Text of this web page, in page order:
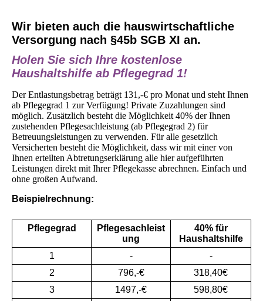
Wir bieten auch die hauswirtschaftliche
Versorgung nach §45b SGB XI an.
Holen Sie sich Ihre kostenlose
Haushaltshilfe ab Pflegegrad 1!
Der Entlastungsbetrag beträgt 131,-€ pro Monat und steht Ihnen
ab Pflegegrad 1 zur Verfügung! Private Zuzahlungen sind
möglich. Zusätzlich besteht die Möglichkeit 40% der Ihnen
zustehenden Pflegesachleistung (ab Pflegegrad 2) für
Betreuungsleistungen zu verwenden. Für alle gesetzlich
Versicherten besteht die Möglichkeit, dass wir mit einer von
Ihnen erteilten Abtretungserklärung alle hier aufgeführten
Leistungen direkt mit Ihrer Pflegekasse abrechnen. Einfach und
ohne großen Aufwand.
Beispielrechnung:
Pflegegrad
Pflegesachleist
ung
40% für
Haushaltshilfe
1
-
-
2
796,-€
318,40€
3
1497,-€
598,80€